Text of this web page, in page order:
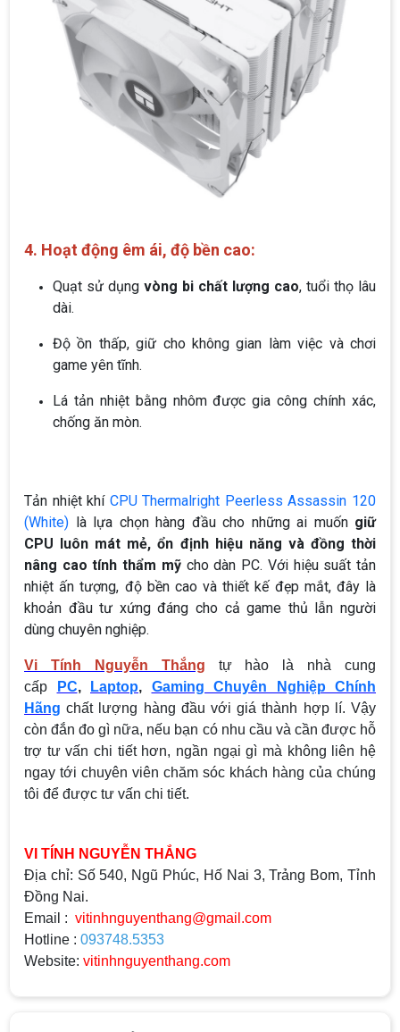
4. Hoạt động êm ái, độ bền cao:
Quạt sử dụng vòng bi chất lượng cao, tuổi thọ lâu
dài.
Độ ồn thấp, giữ cho không gian làm việc và chơi
game yên tĩnh.
Lá tản nhiệt bằng nhôm được gia công chính xác,
chống ăn mòn.
Tản nhiệt khí CPU Thermalright Peerless Assassin 120
(White) là lựa chọn hàng đầu cho những ai muốn giữ
CPU luôn mát mẻ, ổn định hiệu năng và đồng thời
nâng cao tính thẩm mỹcho dàn PC. Với hiệu suất tản
nhiệt ấn tượng, độ bền cao và thiết kế đẹp mắt, đây là
khoản đầu tư xứng đáng cho cả game thủ lẫn người
dùng chuyên nghiệp.
Vi Tính Nguyễn Thắng tự hào là nhà cung
cấp
PC, Laptop, Gaming Chuyên Nghiệp Chính
Hãng chất lượng hàng đầu với giá thành hợp lí. Vậy
còn đắn đo gì nữa, nếu bạn có nhu cầu và cần được hỗ
trợ tư vấn chi tiết hơn, ngần ngại gì mà không liên hệ
ngay tới chuyên viên chăm sóc khách hàng của chúng
tôi để được tư vấn chi tiết.
VI TÍNH NGUYỄN THẮNG
Địa chỉ: Số 540, Ngũ Phúc, Hố Nai 3, Trảng Bom, Tỉnh
Đồng Nai.
Email : vitinhnguyenthang@gmail.com
Hotline : 093748.5353
Website: vitinhnguyenthang.com